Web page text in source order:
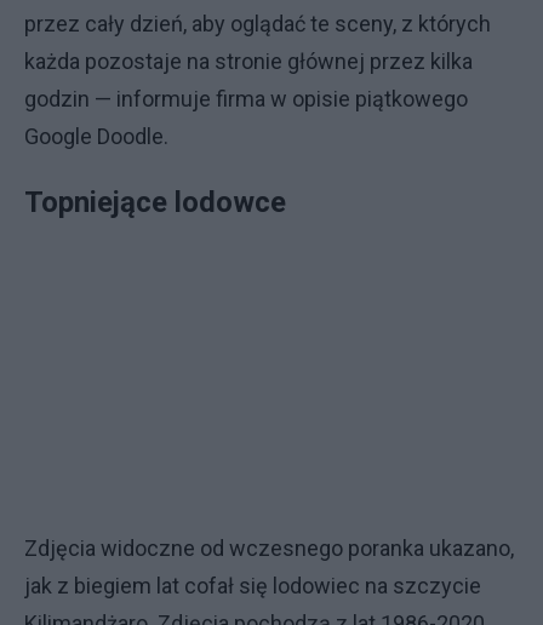
przez cały dzień, aby oglądać te sceny, z których
każda pozostaje na stronie głównej przez kilka
godzin — informuje firma w opisie piątkowego
Google Doodle.
Topniejące lodowce
Zdjęcia widoczne od wczesnego poranka ukazano,
jak z biegiem lat cofał się lodowiec na szczycie